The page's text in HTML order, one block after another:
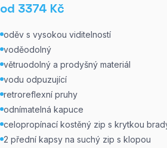
od 3374 Kč
oděv s vysokou viditelností
voděodolný
větruodolný a prodyšný materiál
vodu odpuzující
retroreflexní pruhy
odnímatelná kapuce
celopropínací kostěný zip s krytkou
2 přední kapsy na suchý zip s klopou